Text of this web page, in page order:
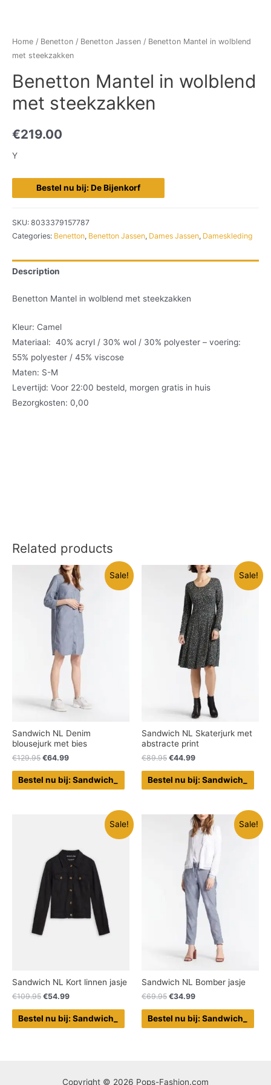
Home / Benetton / Benetton Jassen / Benetton Mantel in wolblend
met steekzakken
Benetton Mantel in wolblend
met steekzakken
€219.00
Y
Bestel nu bij: De Bijenkorf
SKU: 8033379157787
Categories: Benetton, Benetton Jassen, Dames Jassen, Dameskleding
Description
Benetton Mantel in wolblend met steekzakken
Kleur: Camel
Materiaal: 40% acryl / 30% wol / 30% polyester – voering:
55% polyester / 45% viscose
Maten: S-M
Levertijd: Voor 22:00 besteld, morgen gratis in huis
Bezorgkosten: 0,00
Related products
Sale!
Sandwich NL Denim
blousejurk met bies
€129.95 €64.99
Bestel nu bij: Sandwich_
Sale!
Sandwich NL Skaterjurk met
abstracte print
€89.95 €44.99
Bestel nu bij: Sandwich_
Sale!
Sandwich NL Kort linnen jasje
€109.95 €54.99
Bestel nu bij: Sandwich_
Sale!
Sandwich NL Bomber jasje
€69.95 €34.99
Bestel nu bij: Sandwich_
Copyright © 2026 Pops-Fashion.com